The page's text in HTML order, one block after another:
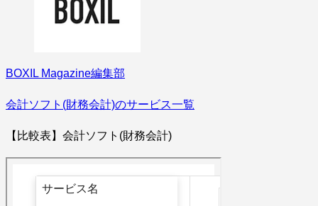
BOXIL Magazine編集部
会計ソフト(財務会計)のサービス一覧
【比較表】会計ソフト(財務会計)